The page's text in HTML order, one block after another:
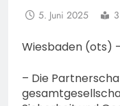
5. Juni 2025
Wiesbaden (ots)
– Die